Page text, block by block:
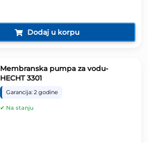
Dodaj u korpu
Membranska pumpa za vodu-
HECHT 3301
Garancija: 2 godine
✔ Na stanju